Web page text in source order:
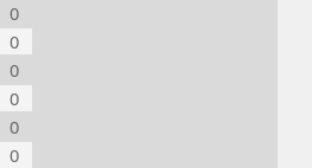
0
0
0
0
0
0